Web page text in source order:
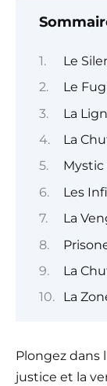
Le
Le
La
La
Mystic
Les
La
La
La
Plongez dans
justice et la